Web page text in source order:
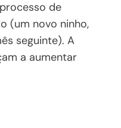
de
(um novo ninho,
seguinte). A
a aumentar